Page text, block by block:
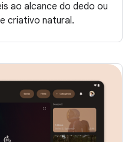
ao alcance do dedo ou
criativo natural.